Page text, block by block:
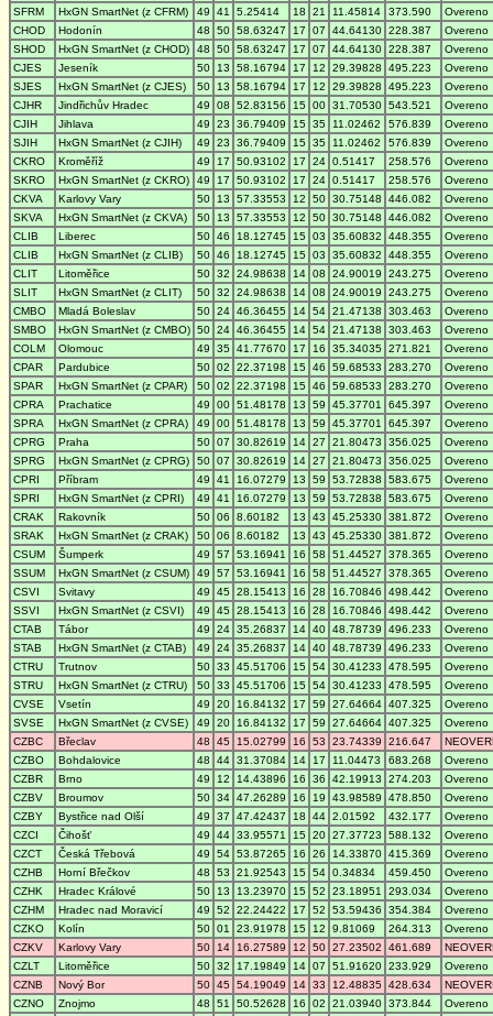
SFRM
HxGN SmartNet (z CFRM) 49 41 5.25414 18 21 11.45814 373.590
Overeno
CHOD
Hodonín 48 50 58.63247 17 07 44.64130 228.387
Overeno
SHOD
HxGN SmartNet (z CHOD) 48 50 58.63247 17 07 44.64130 228.387
Overeno
CJES
Jeseník 50 13 58.16794 17 12 29.39828 495.223
Overeno
SJES
HxGN SmartNet (z CJES) 50 13 58.16794 17 12 29.39828 495.223
Overeno
CJHR
Jindřichův Hradec 49 08 52.83156 15 00 31.70530 543.521
Overeno
CJIH
Jihlava 49 23 36.79409 15 35 11.02462 576.839
Overeno
SJIH
HxGN SmartNet (z CJIH) 49 23 36.79409 15 35 11.02462 576.839
Overeno
CKRO
Kroměříž 49 17 50.93102 17 24 0.51417 258.576
Overeno
SKRO
HxGN SmartNet (z CKRO) 49 17 50.93102 17 24 0.51417 258.576
Overeno
CKVA
Karlovy Vary 50 13 57.33553 12 50 30.75148 446.082
Overeno
SKVA
HxGN SmartNet (z CKVA) 50 13 57.33553 12 50 30.75148 446.082
Overeno
CLIB
Liberec 50 46 18.12745 15 03 35.60832 448.355
Overeno
CLIB
HxGN SmartNet (z CLIB) 50 46 18.12745 15 03 35.60832 448.355
Overeno
CLIT
Litoměřice 50 32 24.98638 14 08 24.90019 243.275
Overeno
SLIT
HxGN SmartNet (z CLIT) 50 32 24.98638 14 08 24.90019 243.275
Overeno
CMBO
Mladá Boleslav 50 24 46.36455 14 54 21.47138 303.463
Overeno
SMBO
HxGN SmartNet (z CMBO) 50 24 46.36455 14 54 21.47138 303.463
Overeno
COLM
Olomouc 49 35 41.77670 17 16 35.34035 271.821
Overeno
CPAR
Pardubice 50 02 22.37198 15 46 59.68533 283.270
Overeno
SPAR
HxGN SmartNet (z CPAR) 50 02 22.37198 15 46 59.68533 283.270
Overeno
CPRA
Prachatice 49 00 51.48178 13 59 45.37701 645.397
Overeno
SPRA
HxGN SmartNet (z CPRA) 49 00 51.48178 13 59 45.37701 645.397
Overeno
CPRG
Praha 50 07 30.82619 14 27 21.80473 356.025
Overeno
SPRG
HxGN SmartNet (z CPRG) 50 07 30.82619 14 27 21.80473 356.025
Overeno
CPRI
Příbram 49 41 16.07279 13 59 53.72838 583.675
Overeno
SPRI
HxGN SmartNet (z CPRI) 49 41 16.07279 13 59 53.72838 583.675
Overeno
CRAK
Rakovník 50 06 8.60182 13 43 45.25330 381.872
Overeno
SRAK
HxGN SmartNet (z CRAK) 50 06 8.60182 13 43 45.25330 381.872
Overeno
CSUM
Šumperk 49 57 53.16941 16 58 51.44527 378.365
Overeno
SSUM
HxGN SmartNet (z CSUM) 49 57 53.16941 16 58 51.44527 378.365
Overeno
CSVI
Svitavy 49 45 28.15413 16 28 16.70846 498.442
Overeno
SSVI
HxGN SmartNet (z CSVI) 49 45 28.15413 16 28 16.70846 498.442
Overeno
CTAB
Tábor 49 24 35.26837 14 40 48.78739 496.233
Overeno
STAB
HxGN SmartNet (z CTAB) 49 24 35.26837 14 40 48.78739 496.233
Overeno
CTRU
Trutnov 50 33 45.51706 15 54 30.41233 478.595
Overeno
STRU
HxGN SmartNet (z CTRU) 50 33 45.51706 15 54 30.41233 478.595
Overeno
CVSE
Vsetín 49 20 16.84132 17 59 27.64664 407.325
Overeno
SVSE
HxGN SmartNet (z CVSE) 49 20 16.84132 17 59 27.64664 407.325
Overeno
CZBC
Břeclav 48 45 15.02799 16 53 23.74339 216.647
CZBO
Bohdalovice 48 44 31.37084 14 17 11.04473 683.268
Overeno
CZBR
Brno 49 12 14.43896 16 36 42.19913 274.203
Overeno
CZBV
Broumov 50 34 47.26289 16 19 43.98589 478.850
Overeno
CZBY
Bystřice nad Olší 49 37 47.42437 18 44 2.01592 432.177
Overeno
CZCI
Čihošť 49 44 33.95571 15 20 27.37723 588.132
Overeno
CZCT
Česká Třebová 49 54 53.87265 16 26 14.33870 415.369
Overeno
CZHB
Horní Břečkov 48 53 21.92543 15 54 0.34834 459.450
Overeno
CZHK
Hradec Králové 50 13 13.23970 15 52 23.18951 293.034
Overeno
CZHM
Hradec nad Moravicí 49 52 22.24422 17 52 53.59436 354.384
Overeno
CZKO
Kolín 50 01 23.91978 15 12 9.81069 264.313
Overeno
CZKV
Karlovy Vary 50 14 16.27589 12 50 27.23502 461.689
CZLT
Litoměřice 50 32 17.19849 14 07 51.91620 233.929
Overeno
CZNB
Nový Bor 50 45 54.19049 14 33 12.48835 428.634
CZNO
Znojmo 48 51 50.52628 16 02 21.03940 373.844
Overeno